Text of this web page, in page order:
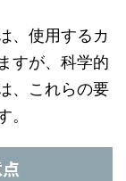
、使用するカ
すが、科学的
、これらの要
。